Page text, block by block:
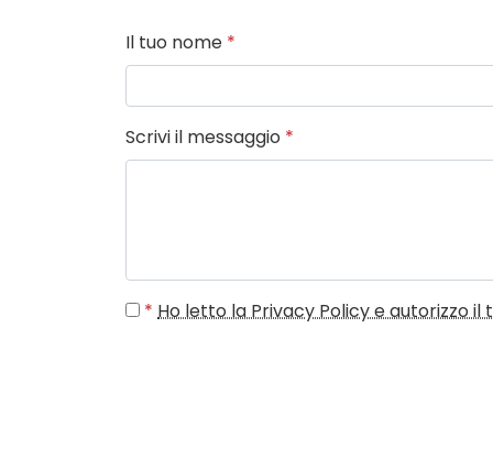
Il tuo nome *
Scrivi il messaggio *
* Ho letto la Privacy Policy e autorizzo